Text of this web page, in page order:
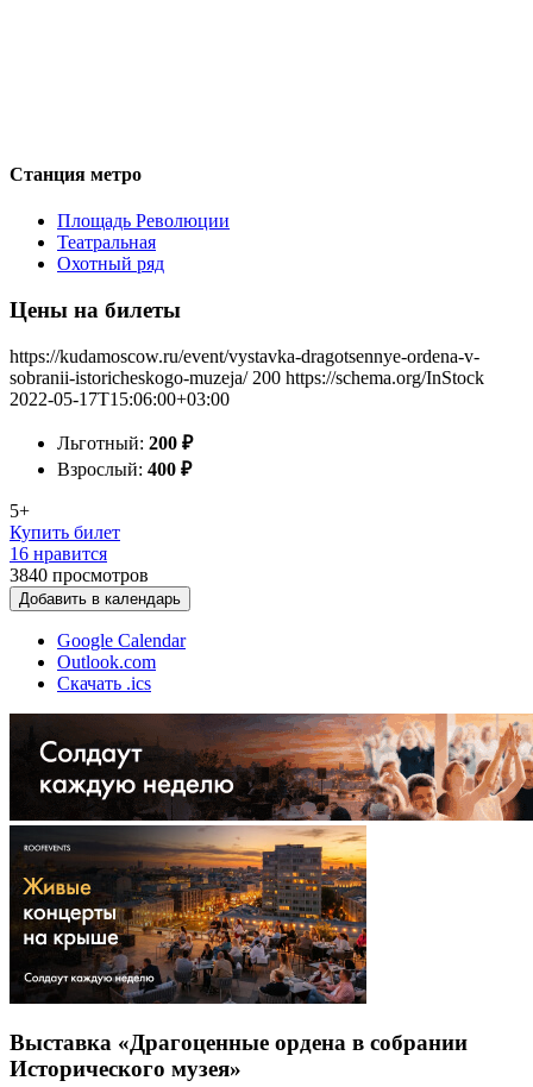
Станция метро
Площадь Революции
Театральная
Охотный ряд
Цены на билеты
https://kudamoscow.ru/event/vystavka-dragotsennye-ordena-v-
sobranii-istoricheskogo-muzeja/ 200 https://schema.org/InStock
2022-05-17T15:06:00+03:00
Льготный: 200 ₽
Взрослый: 400 ₽
5+
Купить билет
16 нравится
3840 просмотров
Добавить в календарь
Google Calendar
Outlook.com
Скачать .ics
Выставка «Драгоценные ордена в собрании
Исторического музея»